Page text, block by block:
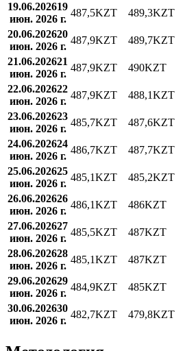
19.06.202619
июн. 2026 г.
487,5KZT 489,3KZT
20.06.202620
июн. 2026 г.
487,9KZT 489,7KZT
21.06.202621
июн. 2026 г.
487,9KZT 490KZT
22.06.202622
июн. 2026 г.
487,9KZT 488,1KZT
23.06.202623
июн. 2026 г.
485,7KZT 487,6KZT
24.06.202624
июн. 2026 г.
486,7KZT 487,7KZT
25.06.202625
июн. 2026 г.
485,1KZT 485,2KZT
26.06.202626
июн. 2026 г.
486,1KZT 486KZT
27.06.202627
июн. 2026 г.
485,5KZT 487KZT
28.06.202628
июн. 2026 г.
485,1KZT 487KZT
29.06.202629
июн. 2026 г.
484,9KZT 485KZT
30.06.202630
июн. 2026 г.
482,7KZT 479,8KZT